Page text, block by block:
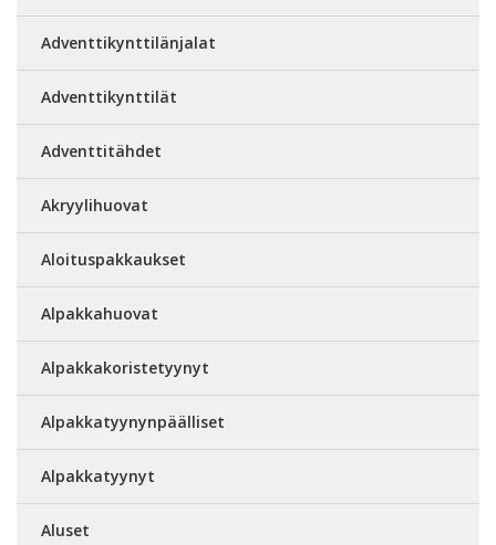
Adventtikynttilänjalat
Adventtikynttilät
Adventtitähdet
Akryylihuovat
Aloituspakkaukset
Alpakkahuovat
Alpakkakoristetyynyt
Alpakkatyynynpäälliset
Alpakkatyynyt
Aluset